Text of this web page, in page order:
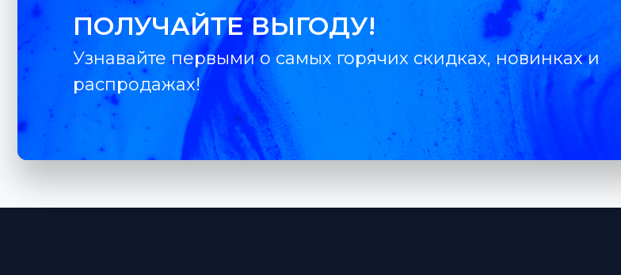
ПОЛУЧАЙТЕ ВЫГОДУ!
Узнавайте первыми о самых горячих скидках, новинках и
распродажах!